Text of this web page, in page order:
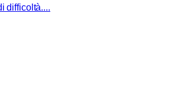
difficoltà....